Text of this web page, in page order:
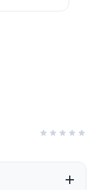
Įvertinimas 0